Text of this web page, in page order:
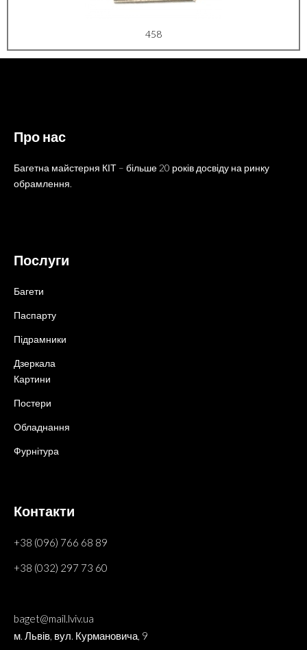
458
Про нас
Багетна майстерня КІТ – більше 20 років досвіду на ринку
обрамлення.
Послуги
Багети
Паспарту
Підрамники
Дзеркала
Картини
Постери
Обладнання
Фурнітура
Контакти
+38 (096) 766 68 89
+38 (032) 297 73 60
baget@mail.lviv.ua
м. Львів, вул. Курмановича, 9